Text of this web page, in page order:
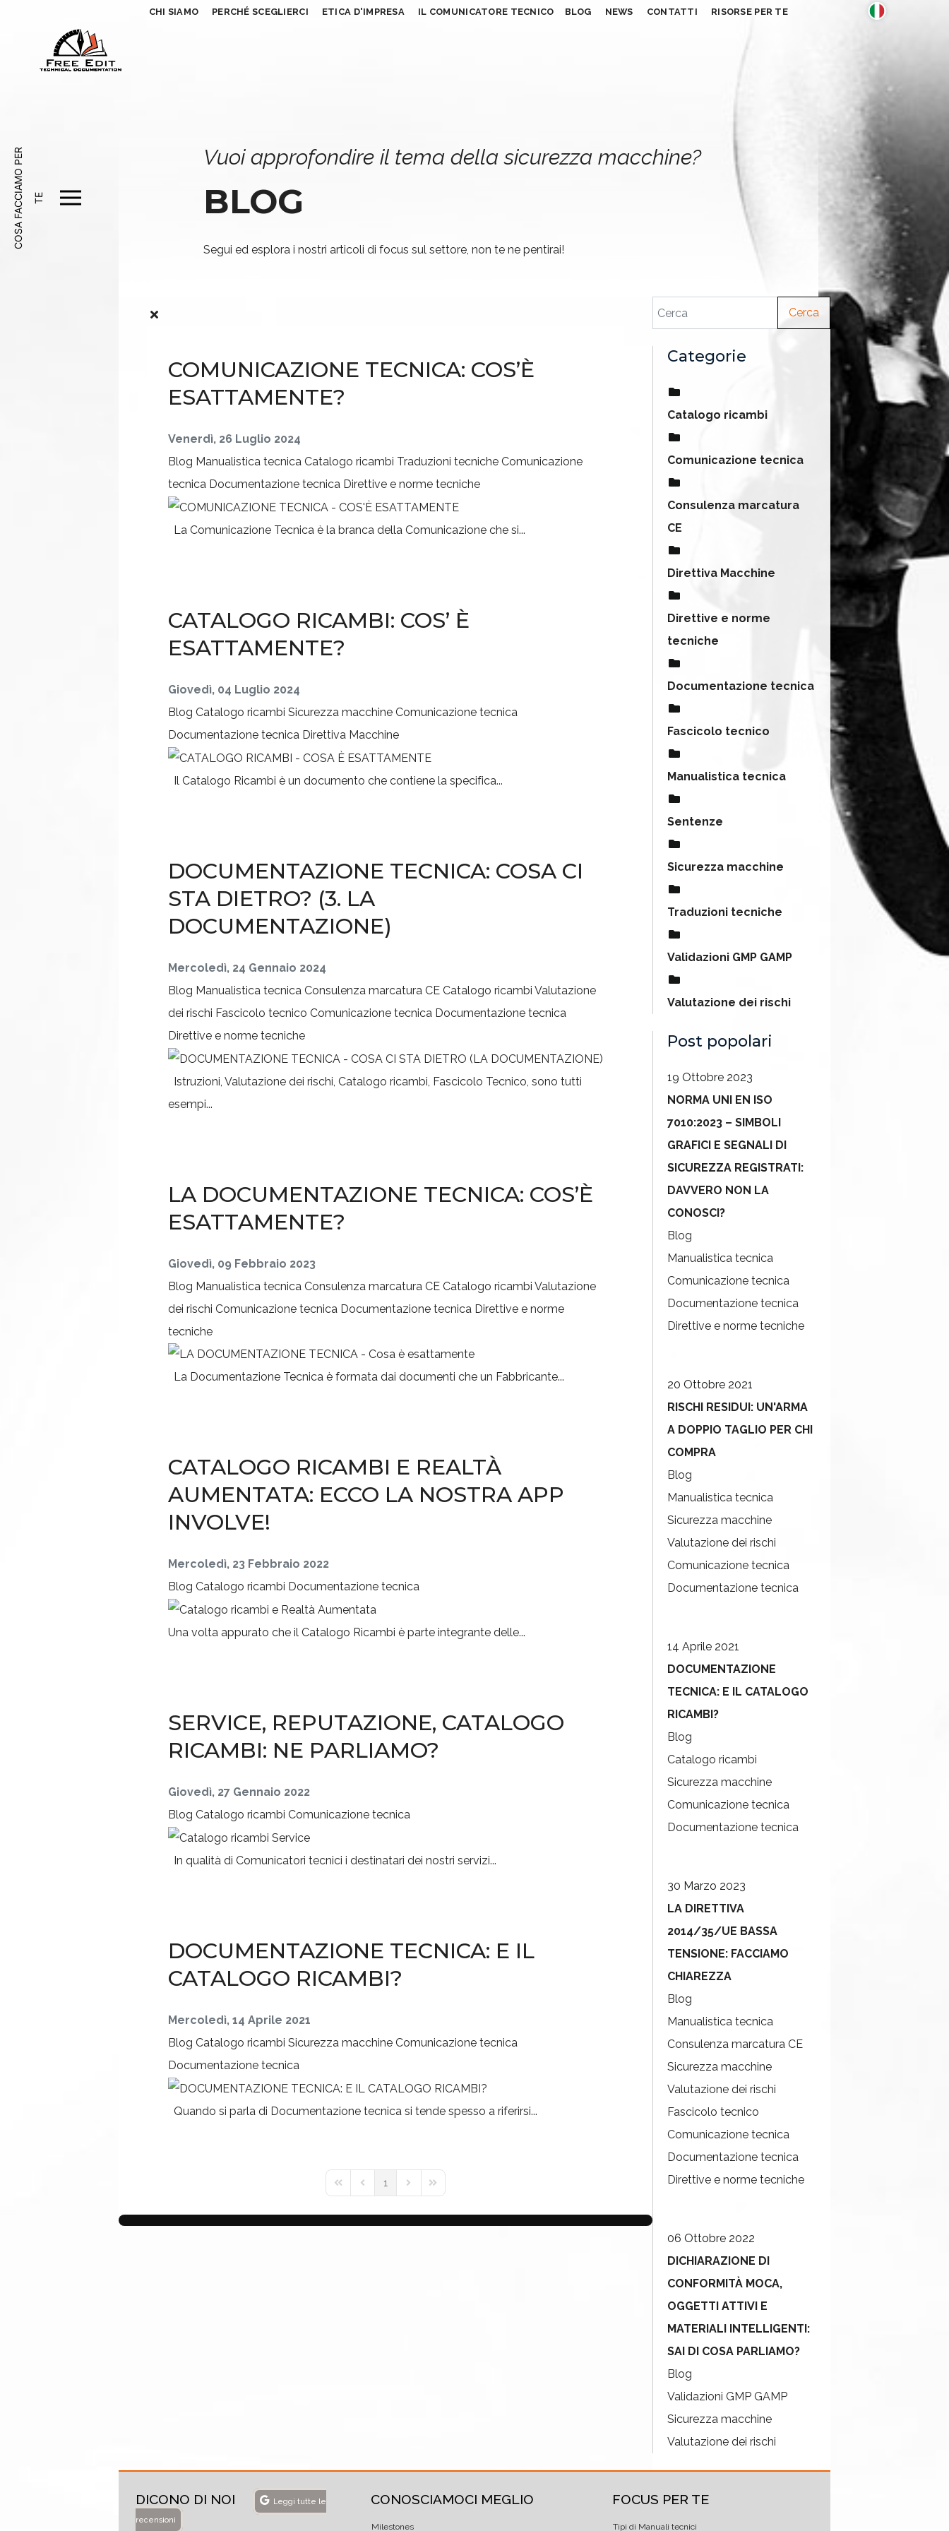
CHI SIAMO PERCHÉ SCEGLIERCI ETICA D'IMPRESA IL COMUNICATORE TECNICO BLOG NEWS CONTATTI RISORSE PER TE
C
O
S
A
F
A
C C
I
A
M
O
P
E
R
T E
Vuoi approfondire il tema della sicurezza macchine?
BLOG
Segui ed esplora i nostri articoli di focus sul settore, non te ne pentirai!
COMUNICAZIONE TECNICA: COS’È
ESATTAMENTE?
Venerdì, 26 Luglio 2024
Blog Manualistica tecnica Catalogo ricambi Traduzioni tecniche Comunicazione
tecnica Documentazione tecnica Direttive e norme tecniche
La Comunicazione Tecnica è la branca della Comunicazione che si...
CATALOGO RICAMBI: COS’ È
ESATTAMENTE?
Giovedì, 04 Luglio 2024
Blog Catalogo ricambi Sicurezza macchine Comunicazione tecnica
Documentazione tecnica Direttiva Macchine
Il Catalogo Ricambi è un documento che contiene la specifica...
DOCUMENTAZIONE TECNICA: COSA CI
STA DIETRO? (3. LA
DOCUMENTAZIONE)
Mercoledì, 24 Gennaio 2024
Blog Manualistica tecnica Consulenza marcatura CE Catalogo ricambi Valutazione
dei rischi Fascicolo tecnico Comunicazione tecnica Documentazione tecnica
Direttive e norme tecniche
Istruzioni, Valutazione dei rischi, Catalogo ricambi, Fascicolo Tecnico, sono tutti
esempi...
LA DOCUMENTAZIONE TECNICA: COS’È
ESATTAMENTE?
Giovedì, 09 Febbraio 2023
Blog Manualistica tecnica Consulenza marcatura CE Catalogo ricambi Valutazione
dei rischi Comunicazione tecnica Documentazione tecnica Direttive e norme
tecniche
La Documentazione Tecnica è formata dai documenti che un Fabbricante...
CATALOGO RICAMBI E REALTÀ
AUMENTATA: ECCO LA NOSTRA APP
INVOLVE!
Mercoledì, 23 Febbraio 2022
Blog Catalogo ricambi Documentazione tecnica
Una volta appurato che il Catalogo Ricambi è parte integrante delle...
SERVICE, REPUTAZIONE, CATALOGO
RICAMBI: NE PARLIAMO?
Giovedì, 27 Gennaio 2022
Blog Catalogo ricambi Comunicazione tecnica
In qualità di Comunicatori tecnici i destinatari dei nostri servizi...
DOCUMENTAZIONE TECNICA: E IL
CATALOGO RICAMBI?
Mercoledì, 14 Aprile 2021
Blog Catalogo ricambi Sicurezza macchine Comunicazione tecnica
Documentazione tecnica
Quando si parla di Documentazione tecnica si tende spesso a riferirsi...
1
Cerca
Categorie
Catalogo ricambi
Comunicazione tecnica
Consulenza marcatura
CE
Direttiva Macchine
Direttive e norme
tecniche
Documentazione tecnica
Fascicolo tecnico
Manualistica tecnica
Sentenze
Sicurezza macchine
Traduzioni tecniche
Validazioni GMP GAMP
Valutazione dei rischi
Post popolari
19 Ottobre 2023
NORMA UNI EN ISO
7010:2023 – SIMBOLI
GRAFICI E SEGNALI DI
SICUREZZA REGISTRATI:
DAVVERO NON LA
CONOSCI?
Blog
Manualistica tecnica
Comunicazione tecnica
Documentazione tecnica
Direttive e norme tecniche
20 Ottobre 2021
RISCHI RESIDUI: UN'ARMA
A DOPPIO TAGLIO PER CHI
COMPRA
Blog
Manualistica tecnica
Sicurezza macchine
Valutazione dei rischi
Comunicazione tecnica
Documentazione tecnica
14 Aprile 2021
DOCUMENTAZIONE
TECNICA: E IL CATALOGO
RICAMBI?
Blog
Catalogo ricambi
Sicurezza macchine
Comunicazione tecnica
Documentazione tecnica
30 Marzo 2023
LA DIRETTIVA
2014/35/UE BASSA
TENSIONE: FACCIAMO
CHIAREZZA
Blog
Manualistica tecnica
Consulenza marcatura CE
Sicurezza macchine
Valutazione dei rischi
Fascicolo tecnico
Comunicazione tecnica
Documentazione tecnica
Direttive e norme tecniche
06 Ottobre 2022
DICHIARAZIONE DI
CONFORMITÀ MOCA,
OGGETTI ATTIVI E
MATERIALI INTELLIGENTI:
SAI DI COSA PARLIAMO?
Blog
Validazioni GMP GAMP
Sicurezza macchine
Valutazione dei rischi
DICONO DI NOI Leggi tutte le
recensioni
CONOSCIAMOCI MEGLIO
Milestones
FOCUS PER TE
Tipi di Manuali tecnici